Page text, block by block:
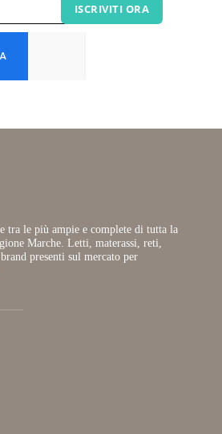
ISCRIVITI ORA
tra le più ampie e complete di tutta la
Marche. Letti, materassi, reti,
presenti sul mercato per